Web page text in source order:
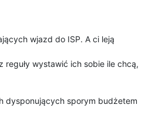
wjazd do ISP. A ci leją
wystawić ich sobie ile chcą,
dysponujących sporym budżetem